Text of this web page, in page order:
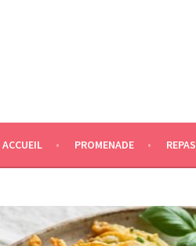
ACCUEIL PROMENADE REPAS